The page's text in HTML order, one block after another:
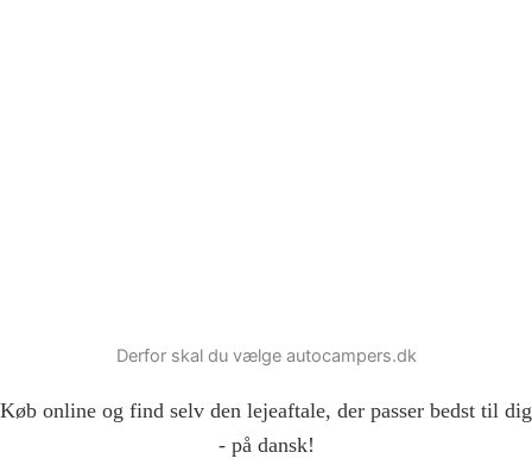
Derfor skal du vælge autocampers.dk
Køb online og find selv den lejeaftale, der passer bedst til dig
- på dansk!